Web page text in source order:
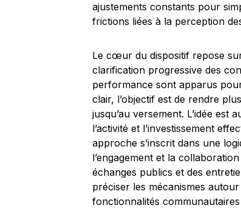
ajustements constants pour
frictions liées à la perception
Le cœur du dispositif repose
clarification progressive des
performance sont apparus
clair, l’objectif est de rendre
jusqu’au versement. L’idée est
l’activité et l’investissement
approche s’inscrit dans une
l’engagement et la
échanges publics et des
préciser les mécanismes
fonctionnalités